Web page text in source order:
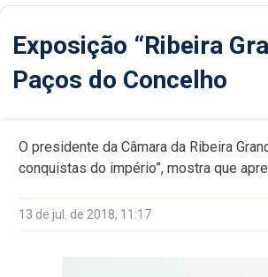
Exposição “Ribeira
Paços do Concelho
O presidente da Câmara da Ribeira
conquistas do império”, mostra que
13 de jul. de 2018, 11:17